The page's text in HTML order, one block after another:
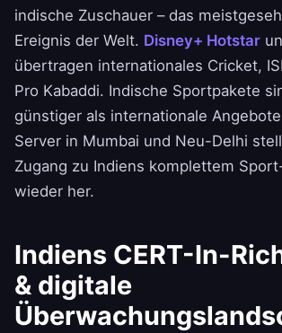
indische Zuschauer – das
Ereignis der Welt. Disney+ Hotstar
übertragen internationales Cricket,
Pro Kabaddi. Indische Sportpakete
günstiger als internationale
Server in Mumbai und Neu-Delhi
Zugang zu Indiens komplettem
wieder her.
Indiens CERT-In-
& digitale